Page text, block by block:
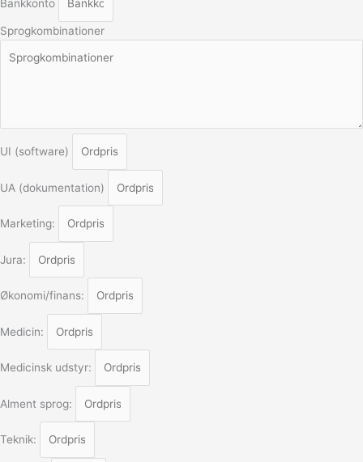
Bankkonto
Sprogkombinationer
UI (software)
UA (dokumentation)
Marketing:
Jura:
Økonomi/finans:
Medicin:
Medicinsk udstyr:
Alment sprog:
Teknik: